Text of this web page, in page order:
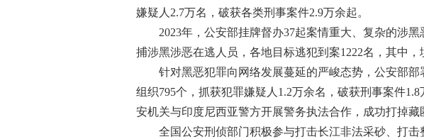
嫌疑人2.7万名，破获各类刑事案件2.9万余起。
2023年，公安部挂牌督办37起案情重大、复杂的涉黑
捕涉黑涉恶在逃人员，各地目标逃犯到案1222名，其中，
针对黑恶犯罪向网络发展蔓延的严峻态势，公安部部
组织795个，抓获犯罪嫌疑人1.2万余名，破获刑事案件
安机关与印度尼西亚警方开展警务执法合作，成功打掉
全国公安刑侦部门积极参与打击长江非法采砂、打击